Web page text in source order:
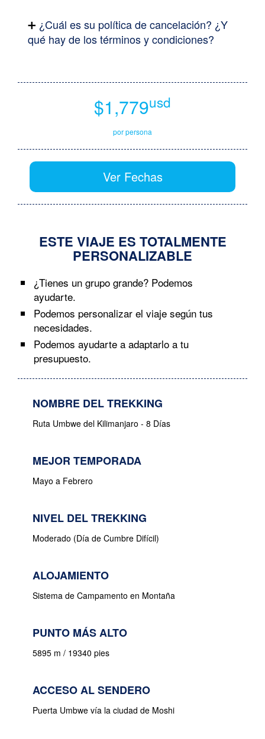
¿Cuál es su política de cancelación? ¿Y
qué hay de los términos y condiciones?
$1,779usd
por persona
Ver Fechas
ESTE VIAJE ES TOTALMENTE
PERSONALIZABLE
¿Tienes un grupo grande? Podemos
ayudarte.
Podemos personalizar el viaje según tus
necesidades.
Podemos ayudarte a adaptarlo a tu
presupuesto.
NOMBRE DEL TREKKING
Ruta Umbwe del Kilimanjaro - 8 Días
MEJOR TEMPORADA
Mayo a Febrero
NIVEL DEL TREKKING
Moderado (Día de Cumbre Difícil)
ALOJAMIENTO
Sistema de Campamento en Montaña
PUNTO MÁS ALTO
5895 m / 19340 pies
ACCESO AL SENDERO
Puerta Umbwe vía la ciudad de Moshi